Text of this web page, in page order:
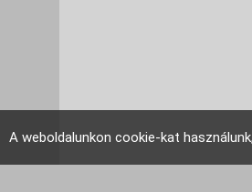
A weboldalunkon cookie-kat